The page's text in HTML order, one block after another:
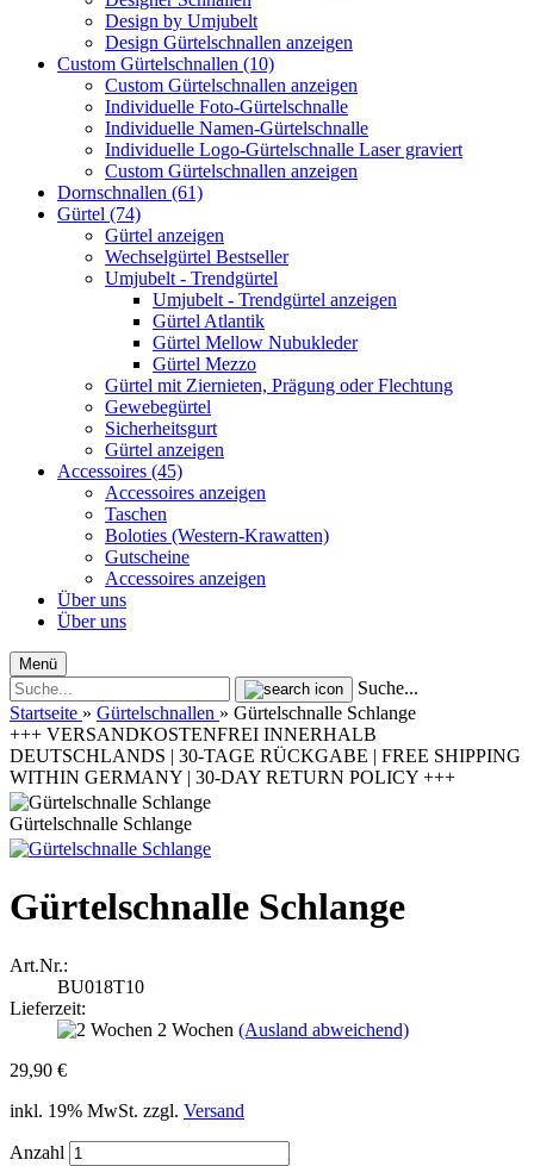
Design by Umjubelt
Design Gürtelschnallen anzeigen
Custom Gürtelschnallen (10)
Custom Gürtelschnallen anzeigen
Individuelle Foto-Gürtelschnalle
Individuelle Namen-Gürtelschnalle
Individuelle Logo-Gürtelschnalle Laser graviert
Custom Gürtelschnallen anzeigen
Dornschnallen (61)
Gürtel (74)
Gürtel anzeigen
Wechselgürtel Bestseller
Umjubelt - Trendgürtel
Umjubelt - Trendgürtel anzeigen
Gürtel Atlantik
Gürtel Mellow Nubukleder
Gürtel Mezzo
Gürtel mit Ziernieten, Prägung oder Flechtung
Gewebegürtel
Sicherheitsgurt
Gürtel anzeigen
Accessoires (45)
Accessoires anzeigen
Taschen
Boloties (Western-Krawatten)
Gutscheine
Accessoires anzeigen
Über uns
Über uns
Menü
Suche...
Startseite » Gürtelschnallen » Gürtelschnalle Schlange
+++ VERSANDKOSTENFREI INNERHALB
DEUTSCHLANDS | 30-TAGE RÜCKGABE | FREE SHIPPING
WITHIN GERMANY | 30-DAY RETURN POLICY +++
Gürtelschnalle Schlange
Gürtelschnalle Schlange
Art.Nr.:
BU018T10
Lieferzeit:
2 Wochen (Ausland abweichend)
29,90 €
inkl. 19% MwSt. zzgl. Versand
Anzahl